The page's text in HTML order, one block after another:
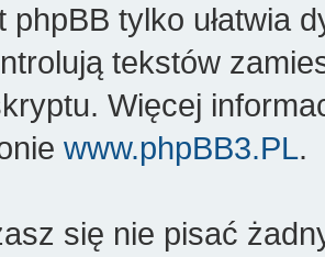
phpBB tylko ułatwia
tekstów
Więcej
www.phpBB3.PL.
się nie pisać